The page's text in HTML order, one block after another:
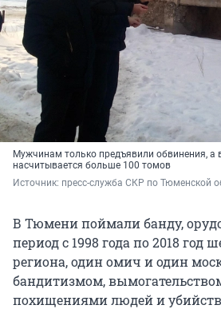
Мужчинам только предъявили обвинения, а
насчитывается больше 100 томов
Источник: пресс-служба СКР по Тюменской
В Тюмени поймали банду,
период с 1998 года по 2018 год
региона, один омич и один
бандитизмом,
похищениями людей и